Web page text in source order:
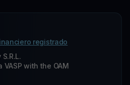
registrado
VASP with the OAM